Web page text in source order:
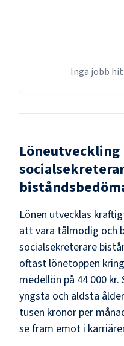
Inga jobb
Lönen utvecklas
att vara tålmodig och
socialsekreterare
oftast lönetoppen kring
medellön på 44 000 kr.
yngsta och äldsta
tusen kronor per
se fram emot i